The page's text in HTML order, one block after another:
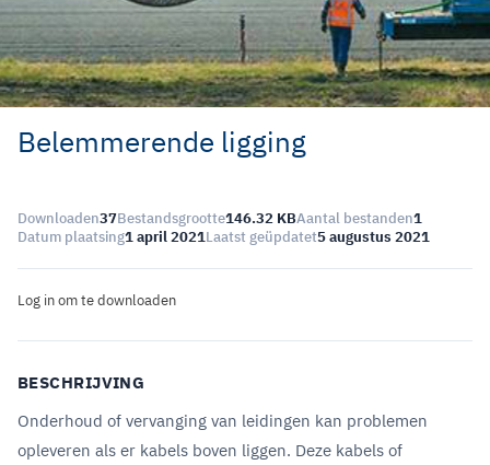
Belemmerende ligging
Downloaden37Bestandsgrootte146.32 KBAantal bestanden1
Datum plaatsing1 april 2021Laatst geüpdatet5 augustus 2021
Log in om te downloaden
BESCHRIJVING
Onderhoud of vervanging van leidingen kan problemen
opleveren als er kabels boven liggen. Deze kabels of